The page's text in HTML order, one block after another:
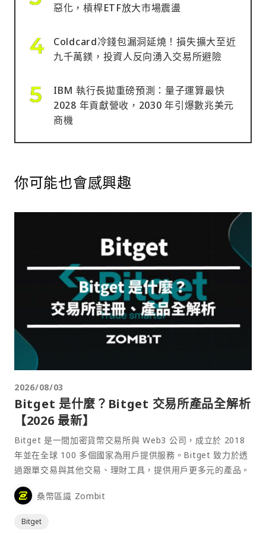
惡化，槓桿ETF放大市場震盪
Coldcard冷錢包漏洞延燒！損失擴大至近
九千萬鎂，投資人反向湧入交易所避險
IBM 執行長拋重磅預測：量子運算最快
2028 年貢獻營收，2030 年引爆數兆美元
商機
你可能也會感興趣
2026/08/03
Bitget 是什麼？Bitget 交易所產品全解析
【2026 最新】
Bitget 是一間加密貨幣交易所與 Web3 公司，成立於 2018
年並在全球 100 多個國家為用戶提供服務。Bitget 致力於透
過跟單交易與其他交易、理財工具，提供用戶更多元的產品。
桑幣區識 Zombit
Bitget